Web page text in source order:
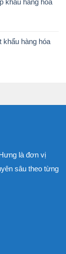
khẩu hàng hóa
khẩu hàng hóa
là đơn vị
sâu theo từng